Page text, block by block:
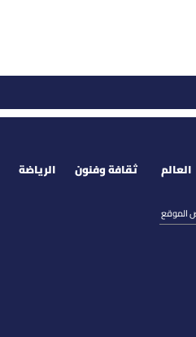
الموقع
العالم ثقافة وفنون الرياضة